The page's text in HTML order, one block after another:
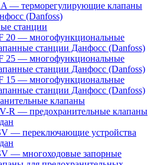
— терморегулирующие клапаны
(Danfoss)
станции
20 — многофункциональные
станции Данфосс (Danfoss)
25 — многофункциональные
станции Данфосс (Danfoss)
15 — многофункциональные
станции Данфосс (Danfoss)
клапаны
R — предохранительные клапаны
— переключающие устройства
— многоходовые запорные